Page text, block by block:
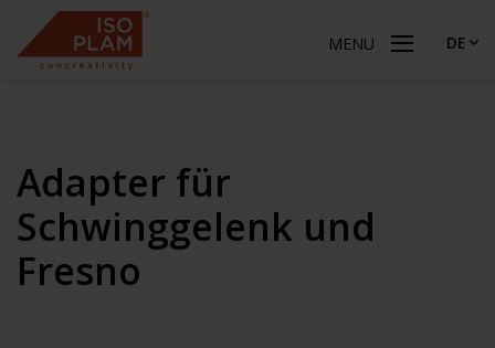
MENU DE
Adapter für
Schwinggelenk und
Fresno